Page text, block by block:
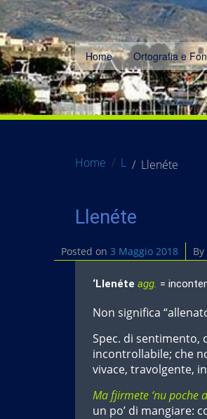
Home Ortografia e
Home L Llenéte
Llenéte
Posted on 3 Maggio 2018 By
‘Llenéte agg. =
Non significa
Spec. di sentimento,
incontrollabile; che
vivace, travolgente,
Ma fjirmete ‘nu poche
un po’ di mangiare: